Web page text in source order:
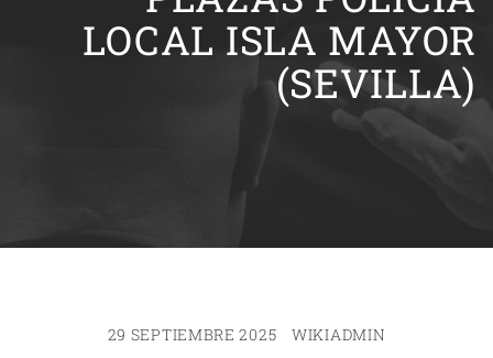
LOCAL ISLA MAYOR
(SEVILLA)
29 SEPTIEMBRE 2025 WIKIADMIN